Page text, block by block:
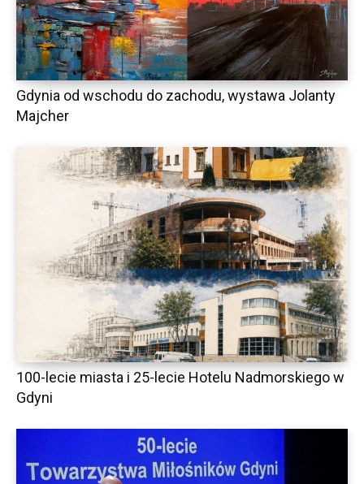
Gdynia od wschodu do zachodu, wystawa Jolanty
Majcher
100-lecie miasta i 25-lecie Hotelu Nadmorskiego w
Gdyni